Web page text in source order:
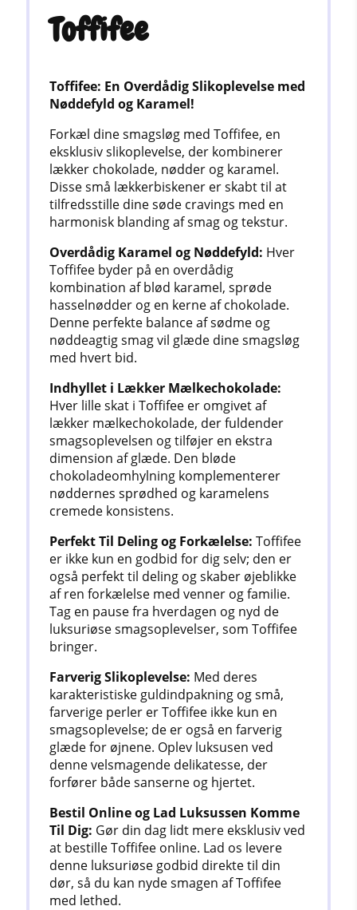
Toffifee
Toffifee: En Overdådig Slikoplevelse med
Nøddefyld og Karamel!
Forkæl dine smagsløg med Toffifee, en
eksklusiv slikoplevelse, der kombinerer
lækker chokolade, nødder og karamel.
Disse små lækkerbiskener er skabt til at
tilfredsstille dine søde cravings med en
harmonisk blanding af smag og tekstur.
Overdådig Karamel og Nøddefyld: Hver
Toffifee byder på en overdådig
kombination af blød karamel, sprøde
hasselnødder og en kerne af chokolade.
Denne perfekte balance af sødme og
nøddeagtig smag vil glæde dine smagsløg
med hvert bid.
Indhyllet i Lækker Mælkechokolade:
Hver lille skat i Toffifee er omgivet af
lækker mælkechokolade, der fuldender
smagsoplevelsen og tilføjer en ekstra
dimension af glæde. Den bløde
chokoladeomhylning komplementerer
nøddernes sprødhed og karamelens
cremede konsistens.
Perfekt Til Deling og Forkælelse: Toffifee
er ikke kun en godbid for dig selv; den er
også perfekt til deling og skaber øjeblikke
af ren forkælelse med venner og familie.
Tag en pause fra hverdagen og nyd de
luksuriøse smagsoplevelser, som Toffifee
bringer.
Farverig Slikoplevelse: Med deres
karakteristiske guldindpakning og små,
farverige perler er Toffifee ikke kun en
smagsoplevelse; de er også en farverig
glæde for øjnene. Oplev luksusen ved
denne velsmagende delikatesse, der
forfører både sanserne og hjertet.
Bestil Online og Lad Luksussen Komme
Til Dig: Gør din dag lidt mere eksklusiv ved
at bestille Toffifee online. Lad os levere
denne luksuriøse godbid direkte til din
dør, så du kan nyde smagen af Toffifee
med lethed.